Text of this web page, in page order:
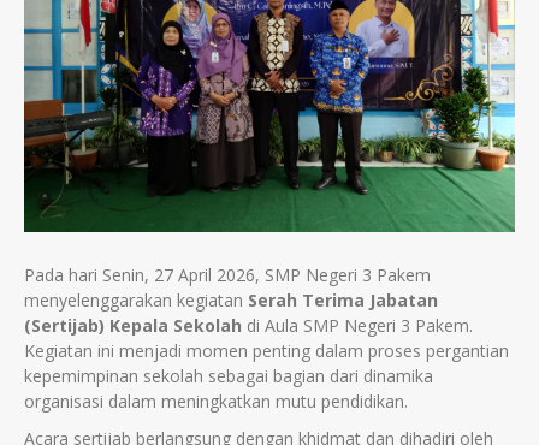
Pada hari Senin, 27 April 2026, SMP Negeri 3 Pakem
menyelenggarakan kegiatan Serah Terima Jabatan
(Sertijab) Kepala Sekolah di Aula SMP Negeri 3 Pakem.
Kegiatan ini menjadi momen penting dalam proses pergantian
kepemimpinan sekolah sebagai bagian dari dinamika
organisasi dalam meningkatkan mutu pendidikan.
Acara sertijab berlangsung dengan khidmat dan dihadiri oleh